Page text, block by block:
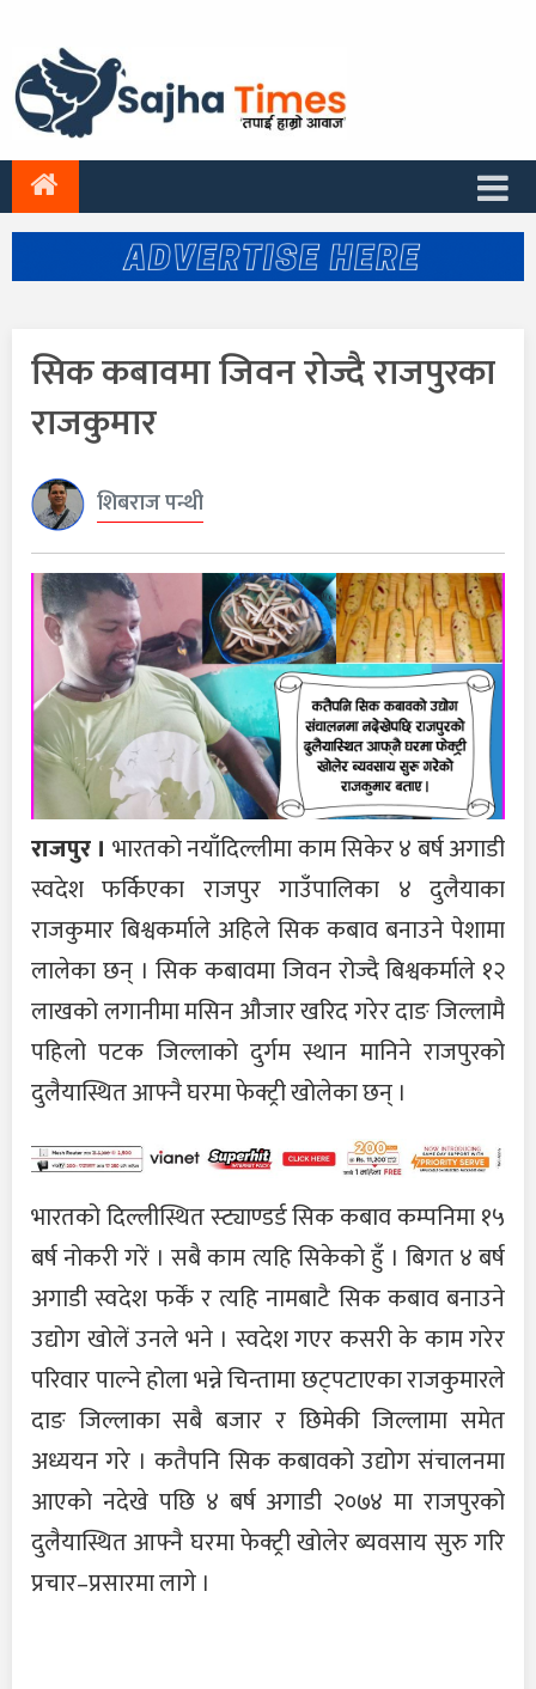
सिक कबावमा जिवन रोज्दै राजपुरका
राजकुमार
शिबराज पन्थी
राजपुर । भारतको नयाँदिल्लीमा काम सिकेर ४ बर्ष अगाडी
स्वदेश फर्किएका राजपुर गाउँपालिका ४ दुलैयाका
राजकुमार बिश्वकर्माले अहिले सिक कबाव बनाउने पेशामा
लालेका छन् । सिक कबावमा जिवन रोज्दै बिश्वकर्माले १२
लाखको लगानीमा मसिन औजार खरिद गरेर दाङ जिल्लामै
पहिलो पटक जिल्लाको दुर्गम स्थान मानिने राजपुरको
दुलैयास्थित आफ्नै घरमा फेक्ट्री खोलेका छन् ।
भारतको दिल्लीस्थित स्ट्याण्डर्ड सिक कबाव कम्पनिमा १५
बर्ष नोकरी गरें । सबै काम त्यहि सिकेको हुँ । बिगत ४ बर्ष
अगाडी स्वदेश फर्कें र त्यहि नामबाटै सिक कबाव बनाउने
उद्योग खोलें उनले भने । स्वदेश गएर कसरी के काम गरेर
परिवार पाल्ने होला भन्ने चिन्तामा छट्पटाएका राजकुमारले
दाङ जिल्लाका सबै बजार र छिमेकी जिल्लामा समेत
अध्ययन गरे । कतैपनि सिक कबावको उद्योग संचालनमा
आएको नदेखे पछि ४ बर्ष अगाडी २०७४ मा राजपुरको
दुलैयास्थित आफ्नै घरमा फेक्ट्री खोलेर ब्यवसाय सुरु गरि
प्रचार–प्रसारमा लागे ।